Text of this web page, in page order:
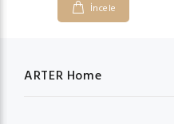
İncele
ARTER Home